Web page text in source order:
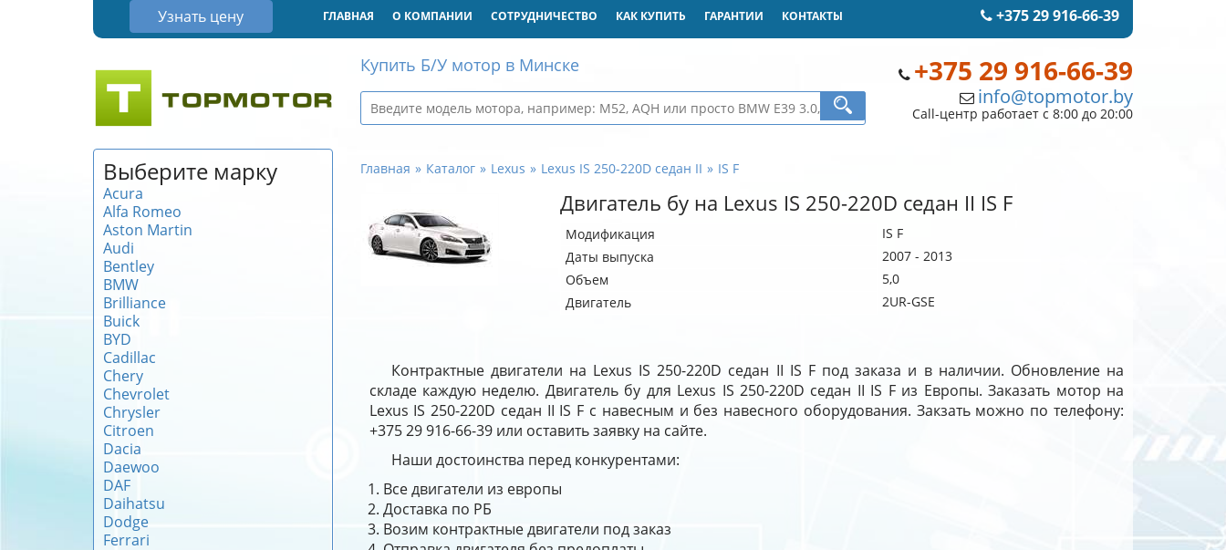
Узнать цену +375 29 916-66-39
ГЛАВНАЯ О КОМПАНИИ СОТРУДНИЧЕСТВО КАК КУПИТЬ ГАРАНТИИ КОНТАКТЫ
+375 29 916-66-39
info@topmotor.by
Call-центр работает с 8:00 до 20:00
Купить Б/У мотор в Минске
Выберите марку
Acura
Alfa Romeo
Aston Martin
Audi
Bentley
BMW
Brilliance
Buick
BYD
Cadillac
Chery
Chevrolet
Chrysler
Citroen
Dacia
Daewoo
DAF
Daihatsu
Dodge
Ferrari
Главная Каталог Lexus Lexus IS 250-220D седан II IS F
Двигатель бу на Lexus IS 250-220D седан II IS F
Модификация
IS F
Даты выпуска
2007 - 2013
Объем
5,0
Двигатель
2UR-GSE
Контрактные двигатели на Lexus IS 250-220D седан II IS F под заказа и в наличии. Обновление на
складе каждую неделю. Двигатель бу для Lexus IS 250-220D седан II IS F из Европы. Заказать мотор на
Lexus IS 250-220D седан II IS F с навесным и без навесного оборудования. Закзать можно по телефону:
+375 29 916-66-39 или оставить заявку на сайте.
Наши достоинства перед конкурентами:
Все двигатели из европы
Доставка по РБ
Возим контрактные двигатели под заказ